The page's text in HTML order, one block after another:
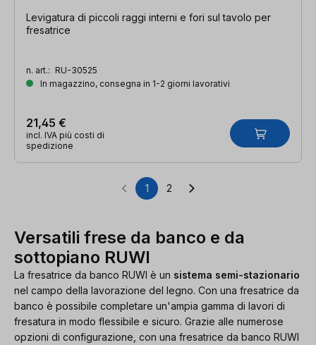
Levigatura di piccoli raggi interni e fori sul tavolo per
fresatrice
n. art.: RU-30525
In magazzino, consegna in 1-2 giorni lavorativi
21,45 €
incl. IVA più costi di
spedizione
Pagina
1 Pagina
2
Versatili frese da banco e da
sottopiano RUWI
La fresatrice da banco RUWI è un sistema semi-stazionario
nel campo della lavorazione del legno. Con una fresatrice da
banco è possibile completare un'ampia gamma di lavori di
fresatura in modo flessibile e sicuro. Grazie alle numerose
opzioni di configurazione, con una fresatrice da banco RUWI